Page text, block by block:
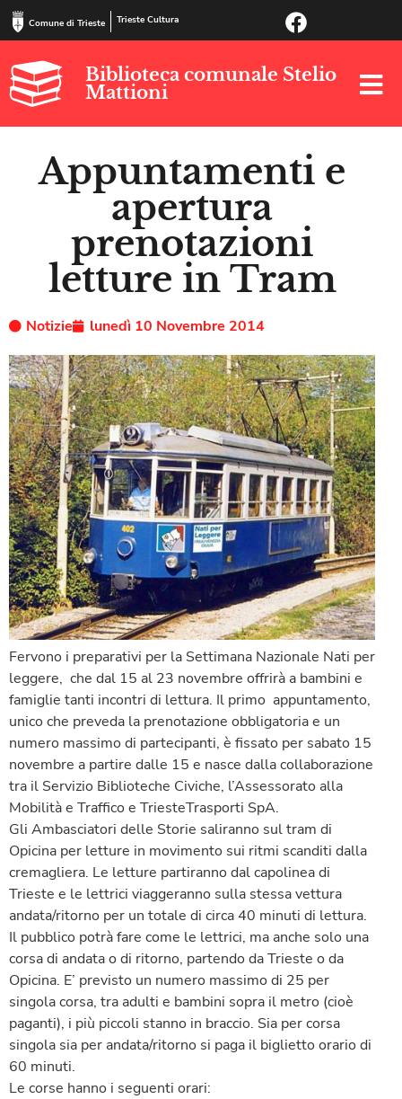
Comune di Trieste Trieste Cultura
Biblioteca comunale Stelio
Mattioni
Appuntamenti e
apertura
prenotazioni
letture in Tram
Notizie lunedì 10 Novembre 2014
Fervono i preparativi per la Settimana Nazionale Nati per
leggere, che dal 15 al 23 novembre offrirà a bambini e
famiglie tanti incontri di lettura. Il primo appuntamento,
unico che preveda la prenotazione obbligatoria e un
numero massimo di partecipanti, è fissato per sabato 15
novembre a partire dalle 15 e nasce dalla collaborazione
tra il Servizio Biblioteche Civiche, l’Assessorato alla
Mobilità e Traffico e TriesteTrasporti SpA.
Gli Ambasciatori delle Storie saliranno sul tram di
Opicina per letture in movimento sui ritmi scanditi dalla
cremagliera. Le letture partiranno dal capolinea di
Trieste e le lettrici viaggeranno sulla stessa vettura
andata/ritorno per un totale di circa 40 minuti di lettura.
Il pubblico potrà fare come le lettrici, ma anche solo una
corsa di andata o di ritorno, partendo da Trieste o da
Opicina. E’ previsto un numero massimo di 25 per
singola corsa, tra adulti e bambini sopra il metro (cioè
paganti), i più piccoli stanno in braccio. Sia per corsa
singola sia per andata/ritorno si paga il biglietto orario di
60 minuti.
Le corse hanno i seguenti orari: